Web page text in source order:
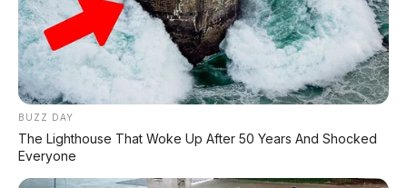
Posting Komentar
BUZZ DAY
The Lighthouse That Woke Up After 50 Years And Shocked
Everyone